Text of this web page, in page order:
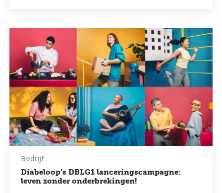
Onderneming
Bedrijf Nieuws
Producten
Doe met ons mee
Media
Bedrijf
Diabeloop’s DBLG1 lanceringscampagne:
leven zonder onderbrekingen!